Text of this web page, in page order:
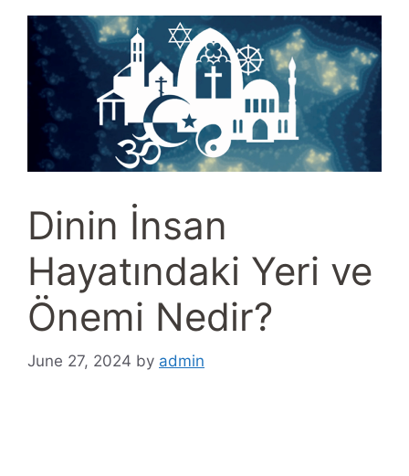
Dinin İnsan
Hayatındaki Yeri ve
Önemi Nedir?
June 27, 2024 by admin